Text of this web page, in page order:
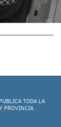
TODA LA
PROVINCIA.